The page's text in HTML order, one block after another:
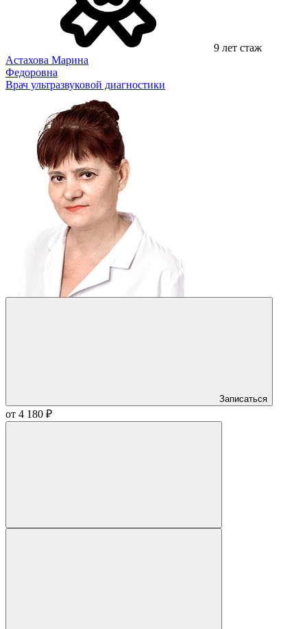
9 лет стаж
Астахова Марина
Федоровна
Врач ультразвуковой диагностики
Записаться
от 4 180 ₽